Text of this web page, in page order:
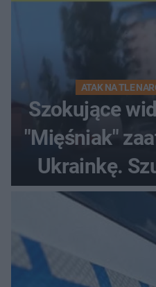
ATAK NA TLE
Szokujące
"Mięśniak"
Ukrainkę.